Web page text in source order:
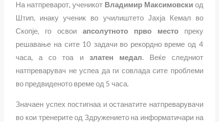
На натпреварот, ученикот Владимир Максимовскиод
Штип, инаку ученик во училиштето Јахја Кемал во
Скопје, го освои апсолутното прво местопреку
решавање на сите 10 задачи во рекордно време од 4
часа, а со тоа и златен медал. Веќе следниот
натпреварувач не успеа да ги совлада сите проблеми
во предвиденото време од 5 часа.
Значаен успех постигнаа и останатите натпреварувачи
во кои тренерите од Здружението на информатичари на